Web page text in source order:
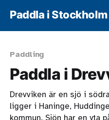
Paddla i Stockholm
Paddling
Paddla i
Drevviken är en sjö i
ligger i Haninge,
kommun. Sjön har en yta